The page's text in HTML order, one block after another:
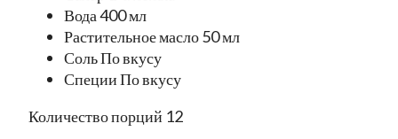
Вода 400 мл
Растительное масло 50 мл
Соль По вкусу
Специи По вкусу
Количество порций 12